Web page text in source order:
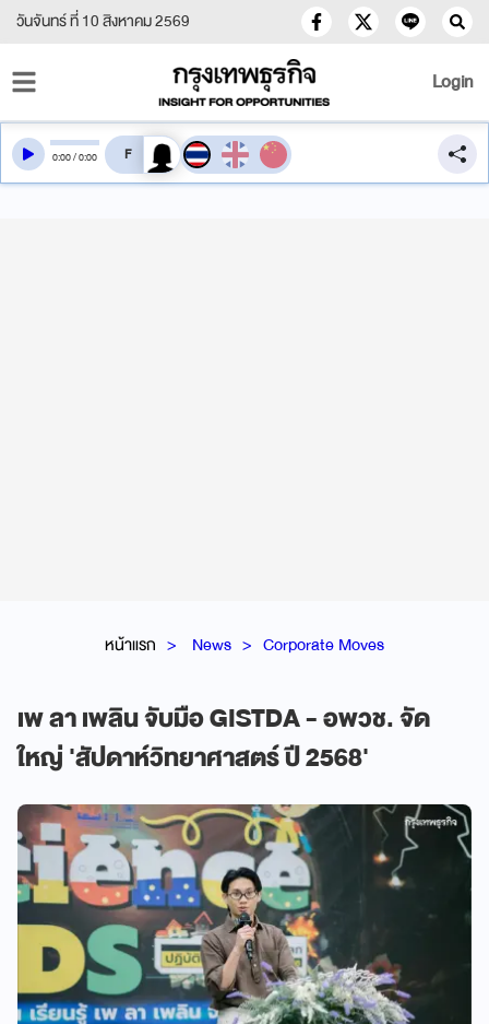
วันจันทร์ ที่ 10 สิงหาคม 2569
Login
หน้าแรก News Corporate Moves
เพ ลา เพลิน จับมือ GISTDA - อพวช. จัด
ใหญ่ 'สัปดาห์วิทยาศาสตร์ ปี 2568'
0:00/0:00 สลับเสียงอ่าน